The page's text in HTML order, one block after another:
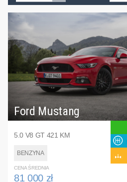
Ford Mustang
5.0 V8 GT 421 KM
BENZYNA
CENA ŚREDNIA
81 000 zł